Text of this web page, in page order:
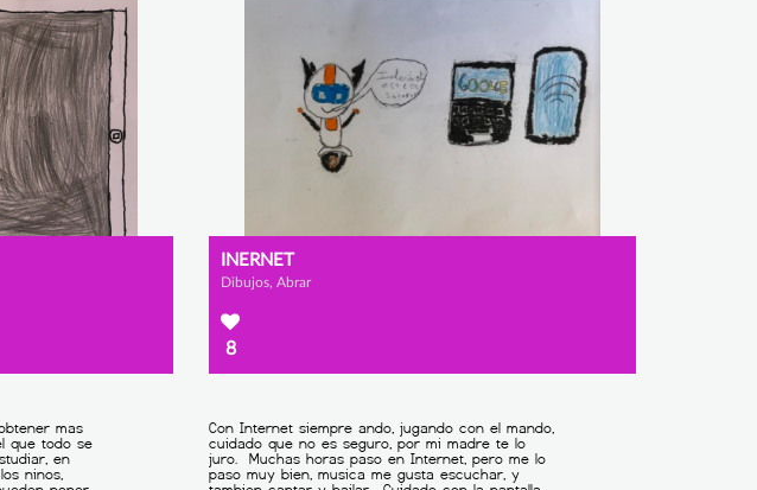
INERNET
Dibujos, Abrar
8